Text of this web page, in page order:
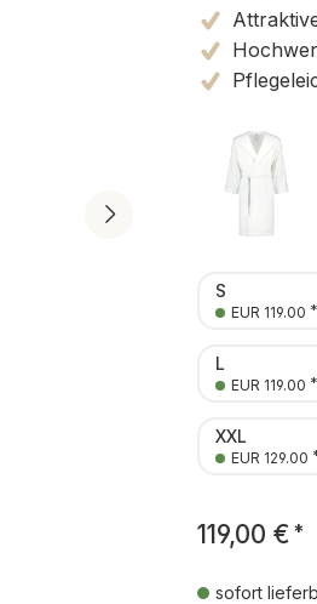
S
EUR 119.00 *
L
EUR 119.00 *
XXL
EUR 129.00
119,00 € *
sofort